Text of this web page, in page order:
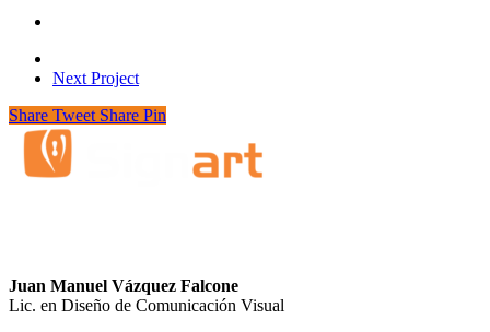
Next Project
Share Tweet Share Pin
Juan Manuel Vázquez Falcone
Lic. en Diseño de Comunicación Visual